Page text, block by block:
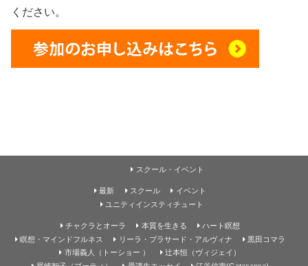
ください。
最新
スクール・イベント
スクール
イベント
ユニティインスティチュート
チャクラとオーラ 本質を生きる
ハート瞑想
瞑想・マインドフルネス
リーラ・プラサード・アルヴィナ
黒田コマラ
市場義人（トーショー ）
辻本恒（ヴィジェイ）